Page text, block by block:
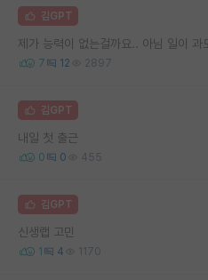
김GPT
제가 능력이 없는걸까요.. 아님 일이 과
7 12 2897
김GPT
내일 첫 출근
0 0 455
김GPT
신생랩 고민
1 4 1170